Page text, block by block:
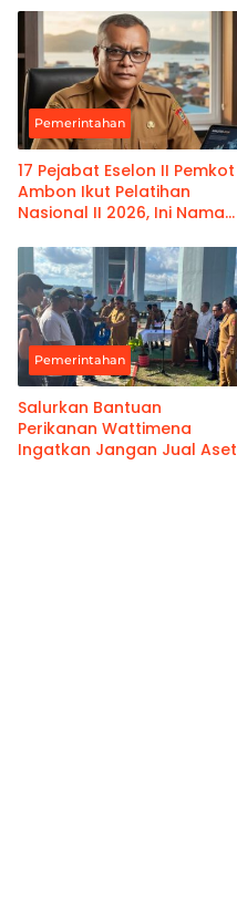
Pemerintahan
17 Pejabat Eselon II Pemkot
Ambon Ikut Pelatihan
Nasional II 2026, Ini Nama-
Pemerintahan
Salurkan Bantuan
Perikanan Wattimena
Ingatkan Jangan Jual Aset